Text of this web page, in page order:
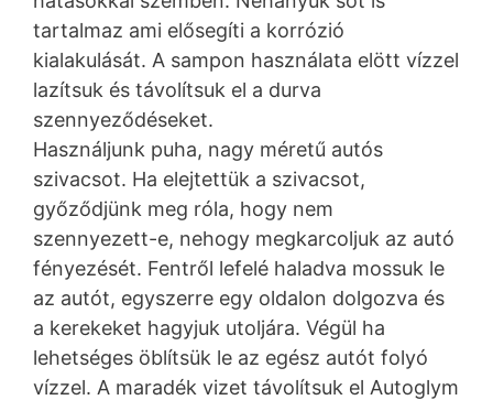
tartalmaz ami elősegíti a korrózió
kialakulását. A sampon használata elött vízzel
lazítsuk és távolítsuk el a durva
szennyeződéseket.
Használjunk puha, nagy méretű autós
szivacsot. Ha elejtettük a szivacsot,
győződjünk meg róla, hogy nem
szennyezett-e, nehogy megkarcoljuk az autó
fényezését. Fentről lefelé haladva mossuk le
az autót, egyszerre egy oldalon dolgozva és
a kerekeket hagyjuk utoljára. Végül ha
lehetséges öblítsük le az egész autót folyó
vízzel. A maradék vizet távolítsuk el Autoglym